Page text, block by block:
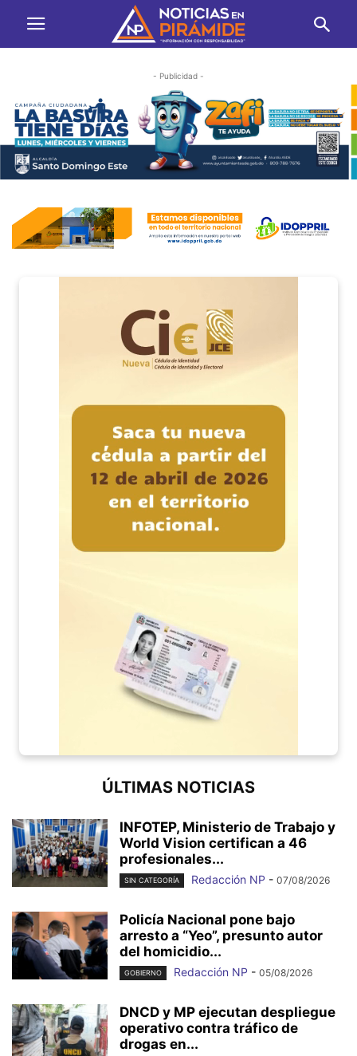
- Publicidad -
ÚLTIMAS NOTICIAS
INFOTEP, Ministerio de Trabajo y
World Vision certifican a 46
profesionales...
SIN CATEGORÍA Redacción NP - 07/08/2026
Policía Nacional pone bajo
arresto a “Yeo”, presunto autor
del homicidio...
GOBIERNO Redacción NP - 05/08/2026
DNCD y MP ejecutan despliegue
operativo contra tráfico de
drogas en...